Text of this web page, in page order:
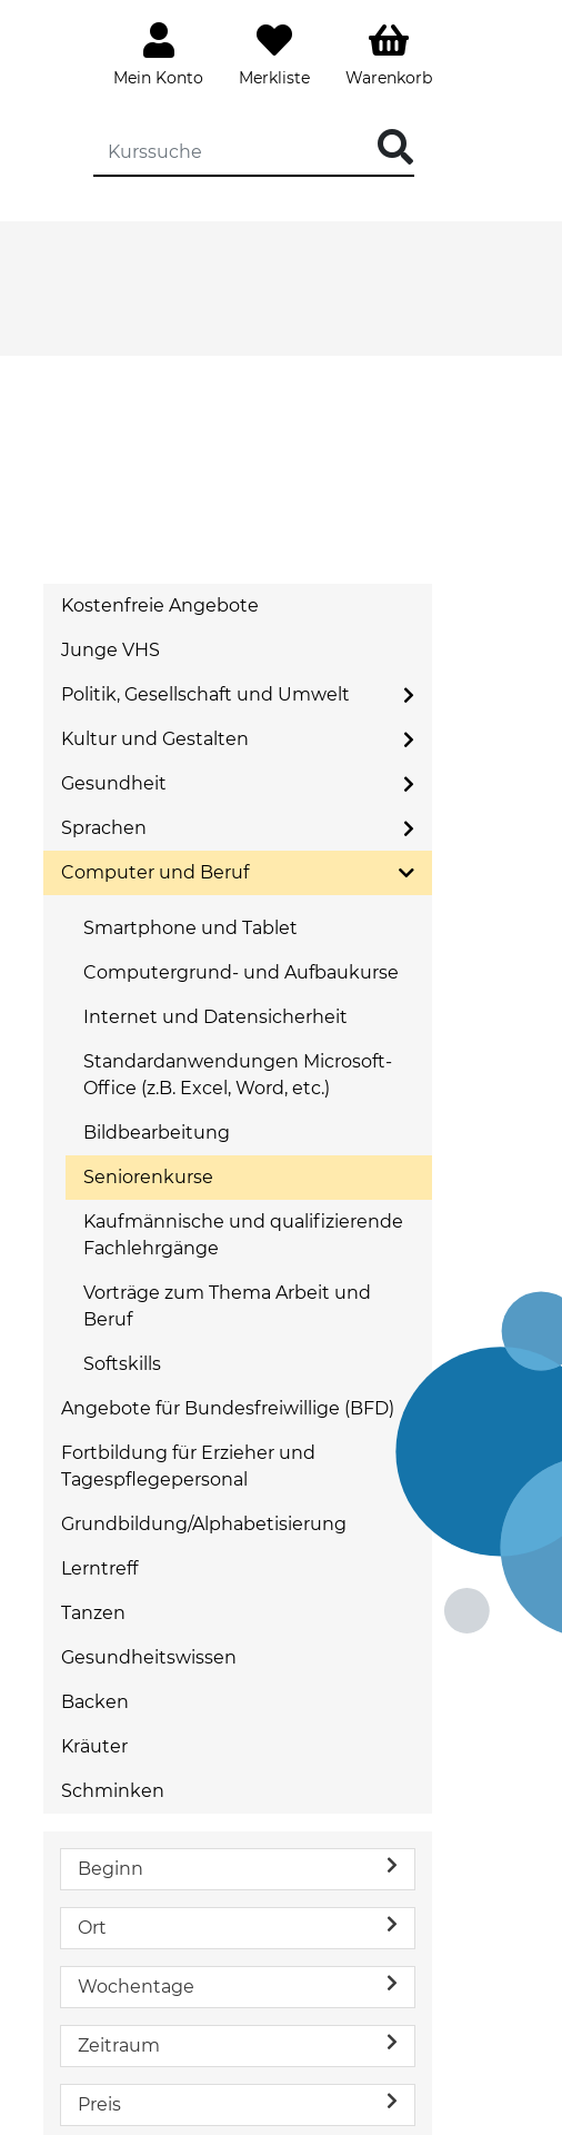
Mein Konto Merkliste Warenkorb
Kostenfreie Angebote
Junge VHS
Politik, Gesellschaft und Umwelt
Kultur und Gestalten
Gesundheit
Sprachen
Computer und Beruf
Smartphone und Tablet
Computergrund- und Aufbaukurse
Internet und Datensicherheit
Standardanwendungen Microsoft-
Office (z.B. Excel, Word, etc.)
Bildbearbeitung
Seniorenkurse
Kaufmännische und qualifizierende
Fachlehrgänge
Vorträge zum Thema Arbeit und
Beruf
Softskills
Angebote für Bundesfreiwillige (BFD)
Fortbildung für Erzieher und
Tagespflegepersonal
Grundbildung/Alphabetisierung
Lerntreff
Tanzen
Gesundheitswissen
Backen
Kräuter
Schminken
Beginn
Ort
Wochentage
Zeitraum
Preis